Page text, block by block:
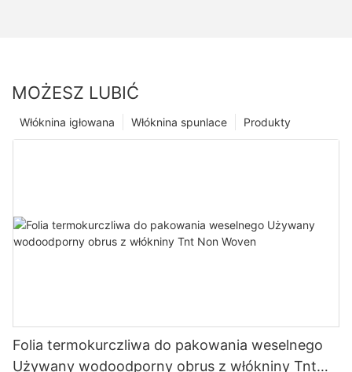
MOŻESZ LUBIĆ
Produkty
Włóknina spunlace
Włóknina igłowana
Folia termokurczliwa do pakowania weselnego
Używany wodoodporny obrus z włókniny Tnt